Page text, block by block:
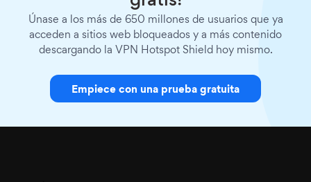
Únase a los más de 650 millones de usuarios que ya
acceden a sitios web bloqueados y a más contenido
descargando la VPN Hotspot Shield hoy mismo.
Empiece con una prueba gratuita